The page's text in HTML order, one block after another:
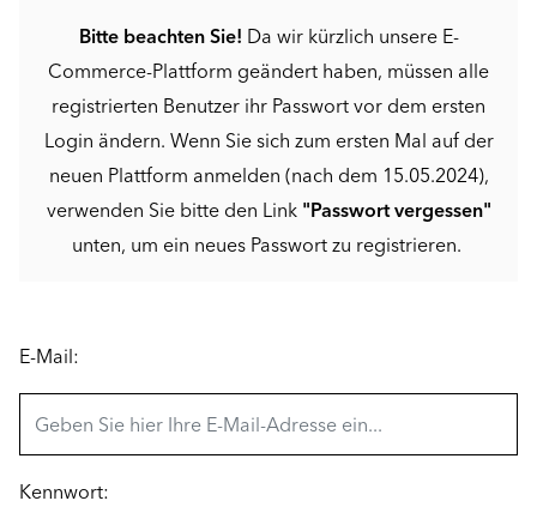
Bitte beachten Sie! Da wir kürzlich unsere E-
Commerce-Plattform geändert haben, müssen alle
registrierten Benutzer ihr Passwort vor dem ersten
Login ändern. Wenn Sie sich zum ersten Mal auf der
neuen Plattform anmelden (nach dem 15.05.2024),
verwenden Sie bitte den Link "Passwort vergessen"
unten, um ein neues Passwort zu registrieren.
E-Mail:
Kennwort: